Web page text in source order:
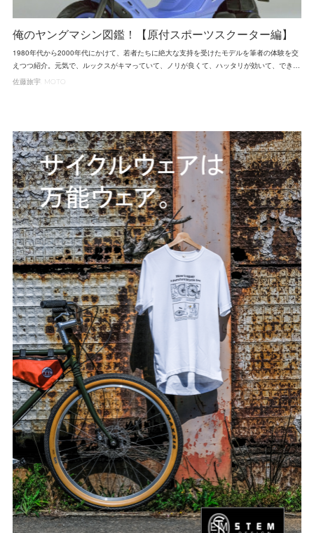
俺のヤングマシン図鑑！【原付スポーツスクーター編】
1980年代から2000年代にかけて、若者たちに絶大な支持を受けたモデルを筆者の体験を交
えつつ紹介。元気で、ルックスがキマっていて、ノリが良くて、ハッタリが効いて、でき…
佐藤旅宇 MOTO